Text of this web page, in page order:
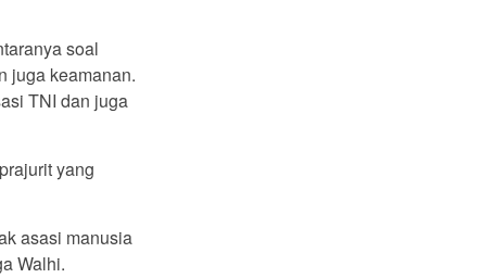
soal
juga keamanan.
TNI dan juga
yang
asasi manusia
Walhi.